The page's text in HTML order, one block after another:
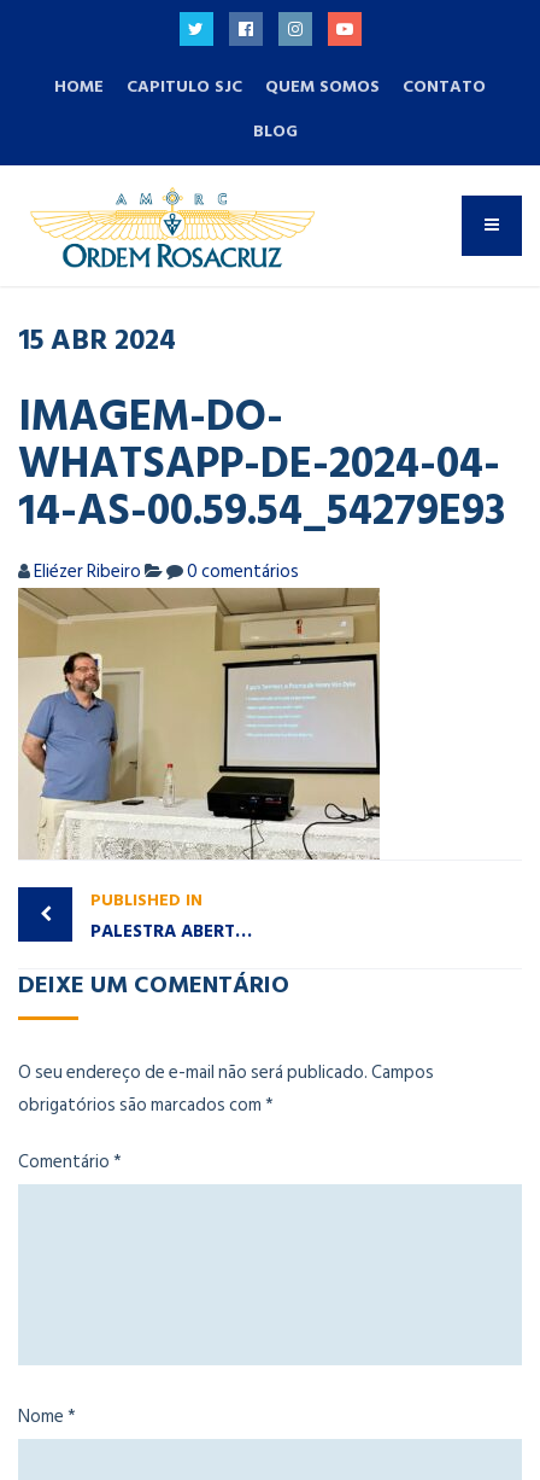
HOME CAPITULO SJC QUEM SOMOS
CONTATO
BLOG
15ABR2024
IMAGEM-DO-
WHATSAPP-DE-2024-04-
14-AS-00.59.54_54279E93
Eliézer Ribeiro 0 comentários
PUBLISHED IN
PALESTRA ABERTA AO PÚBLICO – “A Consciência do Tempo”.
DEIXE UM COMENTÁRIO
O seu endereço de e-mail não será publicado.Campos
obrigatórios são marcados com*
Comentário*
Nome*